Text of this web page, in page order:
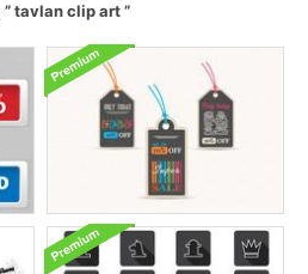
tavlan clip art